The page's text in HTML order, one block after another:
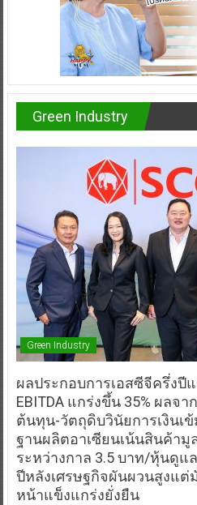
Green Industry
Green Industry
ผลประกอบการเอสซีจีครึ่งปี
EBITDA แกร่งขึ้น 35% ผลจ
ต้นทุน-วัตถุดิบวินัยการเงินเ
ฐานผลิตอาเซียนเน้นสินค้ามู
ระหว่างกาล 3.5 บาท/หุ้นดูแ
ปีหลังเศรษฐกิจผันผวนสูงแต่
หน้าแข็งแกร่งยั่งยืน